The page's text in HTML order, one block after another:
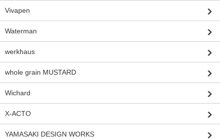
Vivapen
Waterman
werkhaus
whole grain MUSTARD
Wichard
X-ACTO
YAMASAKI DESIGN WORKS